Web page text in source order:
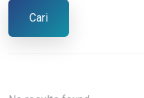
Cari